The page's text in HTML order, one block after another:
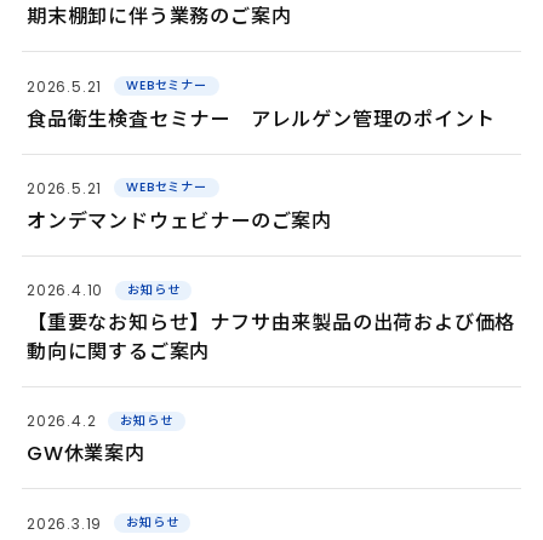
期末棚卸に伴う業務のご案内
2026.5.21 WEBセミナー
食品衛生検査セミナー アレルゲン管理のポイント
2026.5.21 WEBセミナー
オンデマンドウェビナーのご案内
2026.4.10 お知らせ
【重要なお知らせ】ナフサ由来製品の出荷および価格
動向に関するご案内
2026.4.2 お知らせ
GW休業案内
2026.3.19 お知らせ